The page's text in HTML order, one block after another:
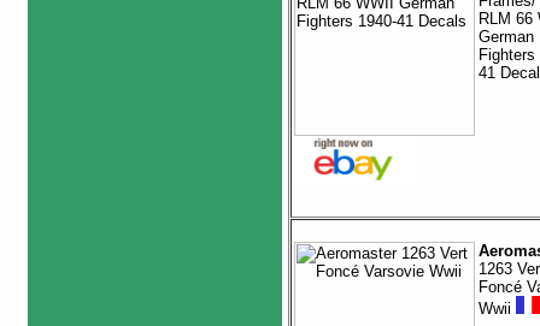
RLM 66
German
Fighters
41
1263
Foncé
Wwii